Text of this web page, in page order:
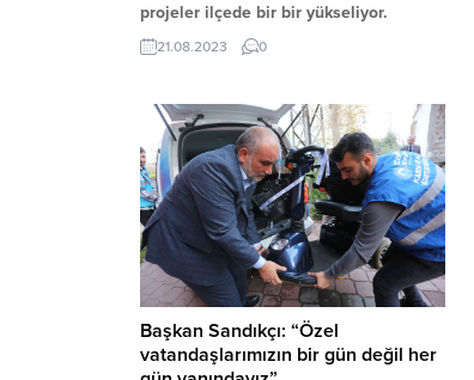
projeler ilçede bir bir yükseliyor.
Barınmaya muhtaç olup çeşitli
nedenlerle sokakta geçici veya sürekli
sokakta karşılaşabileceği risklerden
korumak ve temel ihtiyaçlarını
gidermelerine yardımcı olmak amacıyla
İlkadım Belediyesi tarafından Ataköy
Mahallesi’nde hizmete sunulacak
Şefkat Evi (Kimsesizler Evi) projesi
sosyal...
21.08.2023 0
Başkan Sandıkçı: “Özel
vatandaşlarımızın bir gün değil her